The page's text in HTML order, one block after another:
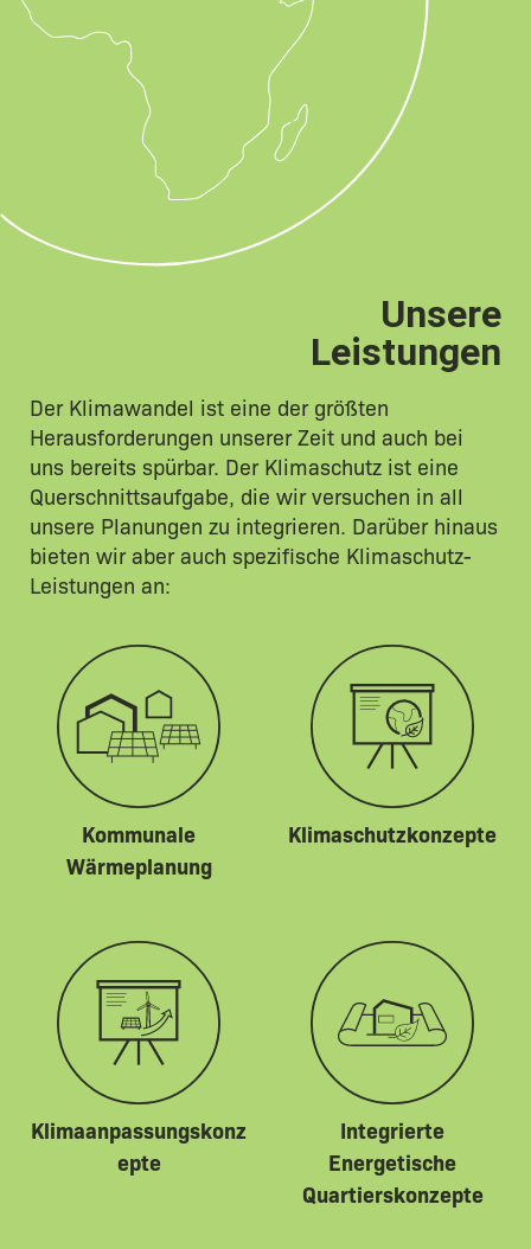
Unsere
Leistungen
Der Klimawandel ist eine der größten
Herausforderungen unserer Zeit und auch bei
uns bereits spürbar. Der Klimaschutz ist eine
Querschnittsaufgabe, die wir versuchen in all
unsere Planungen zu integrieren. Darüber hinaus
bieten wir aber auch spezifische Klimaschutz-
Leistungen an:
Kommunale
Wärmeplanung
Klimaschutzkonzepte
Klimaanpassungskonz
epte
Integrierte
Energetische
Quartierskonzepte